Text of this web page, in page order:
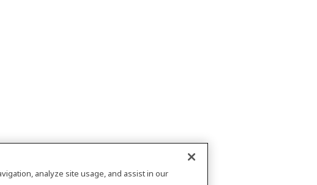
analyze site usage, and assist in our